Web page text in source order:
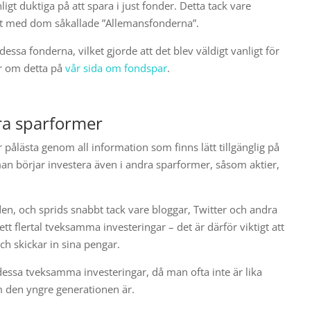
duktiga på att spara i just fonder. Detta tack vare
dom såkallade ”Allemansfonderna”.
fonderna, vilket gjorde att det blev väldigt vanligt för
om detta påvår sida om fondspar.
sparformer
genom all information som finns lätt tillgänglig på
börjar investera även i andra sparformer, såsom aktier,
och sprids snabbt tack vare bloggar, Twitter och andra
flertal tveksamma investeringar – det är därför viktigt att
skickar in sina pengar.
tveksamma investeringar, då man ofta inte är lika
yngre generationen är.